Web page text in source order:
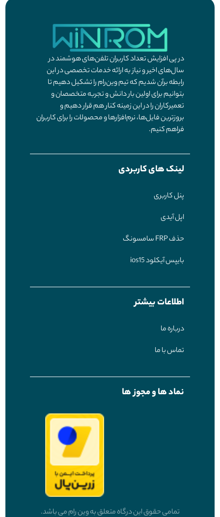
در پی افزایش تعداد کاربران تلفن‌های هوشمند در
سال‌های اخیر و نیاز به ارائه خدمات تخصصی در این
رابطه برآن شدیم که تیم وین‌رام را تشکیل دهیم تا
بتوانیم برای اولین بار دانش و تجربه متخصصان و
تعمیرکاران را در این زمینه کنار هم قرار دهیم و
بروزترین فایل‌ها، نرم‌افزارها و محصولات را برای کاربران
فراهم کنیم.
لینک های کاربردی
پنل کاربری
اپل آیدی
حذف FRP سامسونگ
بایپس آیکلود ios15
اطلاعات بیشتر
درباره ما
تماس با ما
نماد ها و مجوز ها
تمامی حقوق این درگاه متعلق به وین رام می باشد.